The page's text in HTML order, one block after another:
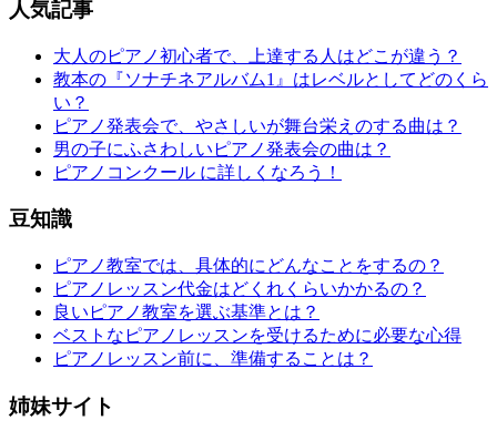
人気記事
大人のピアノ初心者で、上達する人はどこが違う？
教本の『ソナチネアルバム1』はレベルとしてどのくら
い？
ピアノ発表会で、やさしいが舞台栄えのする曲は？
男の子にふさわしいピアノ発表会の曲は？
ピアノコンクール に詳しくなろう！
豆知識
ピアノ教室では、具体的にどんなことをするの？
ピアノレッスン代金はどくれくらいかかるの？
良いピアノ教室を選ぶ基準とは？
ベストなピアノレッスンを受けるために必要な心得
ピアノレッスン前に、準備することは？
姉妹サイト